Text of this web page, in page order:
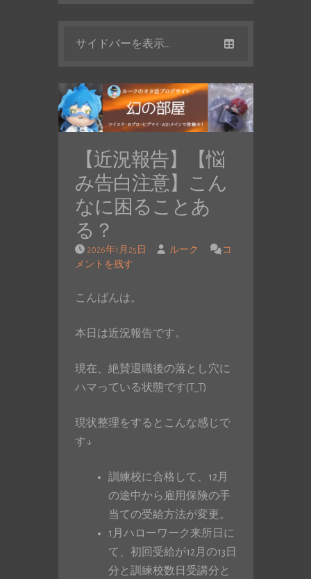
サイドバーを表示...
【近況報告】【悩
み告白注意】こん
なに困ることあ
る？
2026年1月25日 ルーク
コ
メントを残す
こんばんは。
本日は近況報告です。
現在、絶賛退職後の落とし穴に
ハマっている状態です(T_T)
現状整理をするとこんな感じで
す↓
訓練校に合格して、12月
の途中から雇用保険の手
当ての受給方法が変更。
1月ハローワーク来所日に
て、初回受給が12月の13日
分と訓練校数日受講分と